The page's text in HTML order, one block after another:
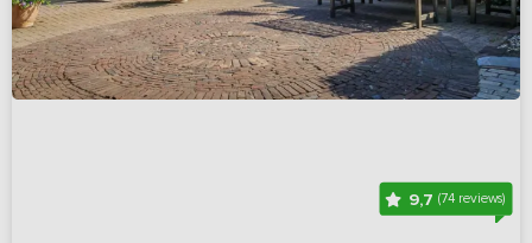
9,7(74 reviews)